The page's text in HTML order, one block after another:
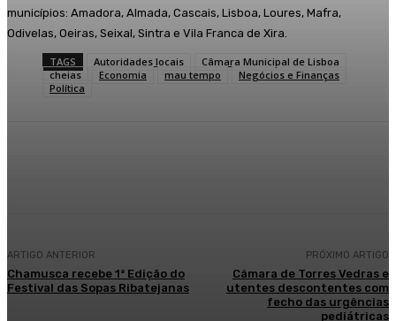
municípios: Amadora, Almada, Cascais, Lisboa, Loures, Mafra,
Odivelas, Oeiras, Seixal, Sintra e Vila Franca de Xira.
TAGS Autoridades locais
Câmara Municipal de Lisboa
cheias
Economia mau tempo
Negócios e Finanças
Política
ARTIGO ANTERIOR
Chamusca recebe 1ª Edição do
Festival das Sopas Ribatejanas
PRÓXIMO ARTIGO
Câmara de Torres Vedras e
utentes descontentes com
fecho das urgências
pediátricas